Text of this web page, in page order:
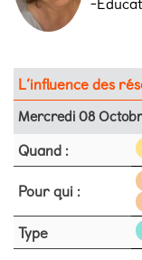
L’influence des
Mercredi 08
Quand :
Pour qui :
Type